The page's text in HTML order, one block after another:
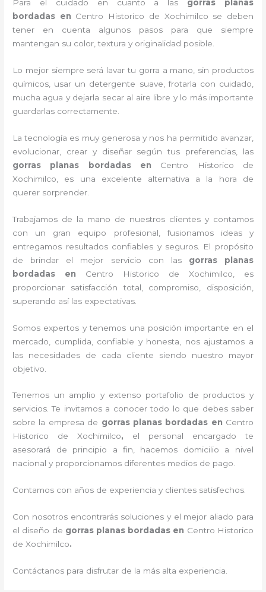
Para el cuidado en cuanto a las gorras planas
bordadas en Centro Historico de Xochimilco se deben
tener en cuenta algunos pasos para que siempre
mantengan su color, textura y originalidad posible.
Lo mejor siempre será lavar tu gorra a mano, sin productos
químicos, usar un detergente suave, frotarla con cuidado,
mucha agua y dejarla secar al aire libre y lo más importante
guardarlas correctamente.
La tecnología es muy generosa y nos ha permitido avanzar,
evolucionar, crear y diseñar según tus preferencias, las
gorras planas bordadasen Centro Historico de
Xochimilco, es una excelente alternativa a la hora de
querer sorprender.
Trabajamos de la mano de nuestros clientes y contamos
con un gran equipo profesional, fusionamos ideas y
entregamos resultados confiables y seguros. El propósito
de brindar el mejor servicio con las gorras planas
bordadas en Centro Historico de Xochimilco, es
proporcionar satisfacción total, compromiso, disposición,
superando así las expectativas.
Somos expertos y tenemos una posición importante en el
mercado, cumplida, confiable y honesta, nos ajustamos a
las necesidades de cada cliente siendo nuestro mayor
objetivo.
Tenemos un amplio y extenso portafolio de productos y
servicios. Te invitamos a conocer todo lo que debes saber
sobre la empresa de gorras planas bordadas en Centro
Historico de Xochimilco, el personal encargado te
asesorará de principio a fin, hacemos domicilio a nivel
nacional y proporcionamos diferentes medios de pago.
Contamos con años de experiencia y clientes satisfechos.
Con nosotros encontrarás soluciones y el mejor aliado para
el diseño de gorras planas bordadas en Centro Historico
de Xochimilco.
Contáctanos para disfrutar de la más alta experiencia.